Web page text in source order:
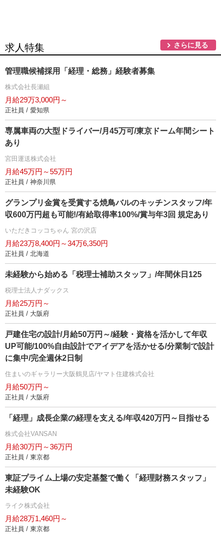
求人特集 さらに見る
管理職候補採用「経理・総務」経験者募集
株式会社長瀬組
月給29万3,000円～
正社員 / 愛知県
専属車両の大型ドライバー/月45万可/東京ドーム年間シート
あり
宮田運送株式会社
月給45万円～55万円
正社員 / 神奈川県
グランプリ金賞を受賞する焼鳥バルのキッチンスタッフ/年
収600万円超も可能!/有給取得率100%/賞与年3回 規定あり
いただきコッコちゃん 宮の沢店
月給23万8,400円～34万6,350円
正社員 / 北海道
未経験から始める「税理士補助スタッフ」/年間休日125
税理士法人ナダックス
月給25万円～
正社員 / 大阪府
戸建住宅の設計/月給50万円～/経験・資格を活かして年収
UP可能/100%自由設計でアイデアを活かせる/分業制で設計
に集中/完全週休2日制
住まいのギャラリー大阪鶴見店/ヤマト住建株式会社
月給50万円～
正社員 / 大阪府
「経理」成長企業の経理を支える/年収420万円～目指せる
株式会社VANSAN
月給30万円～36万円
正社員 / 東京都
東証プライム上場の安定基盤で働く「経理財務スタッフ」
未経験OK
ライク株式会社
月給28万1,460円～
正社員 / 東京都